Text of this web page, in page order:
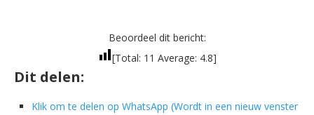
Beoordeel dit bericht:
[Total: 11 Average: 4.8]
Dit delen:
Klik om te delen op WhatsApp (Wordt in een nieuw venster